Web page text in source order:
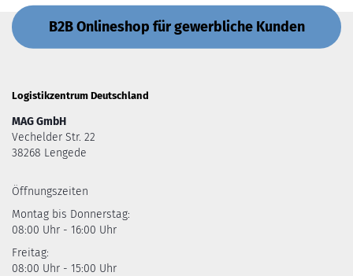
B2B Onlineshop für gewerbliche Kunden
Logistikzentrum Deutschland
MAG GmbH
Vechelder Str. 22
38268 Lengede
Öffnungszeiten
Montag bis Donnerstag:
08:00 Uhr - 16:00 Uhr
Freitag:
08:00 Uhr - 15:00 Uhr